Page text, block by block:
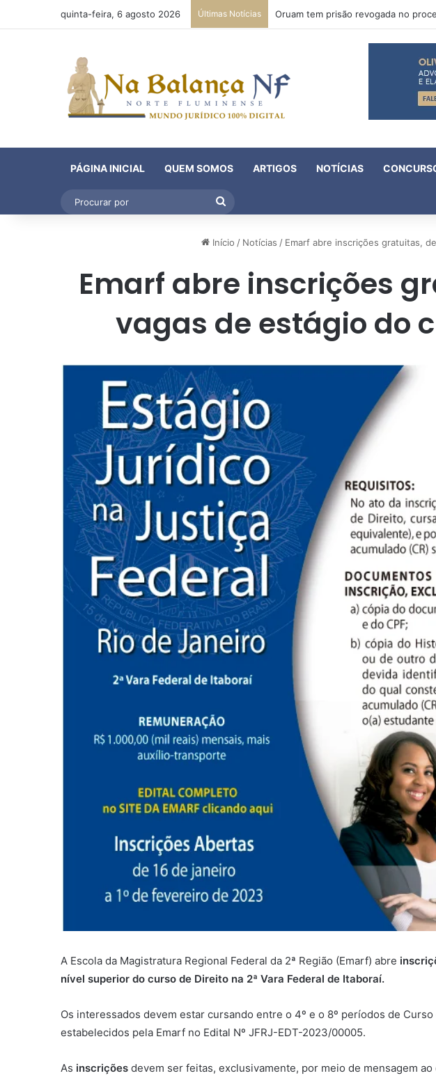
quinta-feira, 6 agosto 2026 Últimas Notícias
PÁGINA INICIAL QUEM SOMOS ARTIGOS NOTÍCIAS
Início / Notícias / Emarf abre inscrições gratuitas,
Emarf abre inscrições
vagas de estágio do
A Escola da Magistratura Regional Federal da 2ª Região (Emarf) abre
nível superior do curso de Direito na 2ª Vara Federal de Itaboraí.
Os interessados devem estar cursando entre o 4º e o 8º períodos de
estabelecidos pela Emarf no Edital Nº JFRJ-EDT-2023/00005.
As inscrições devem ser feitas, exclusivamente, por meio de mensagem ao